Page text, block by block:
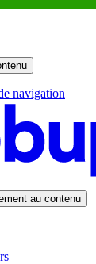
navigation
au contenu